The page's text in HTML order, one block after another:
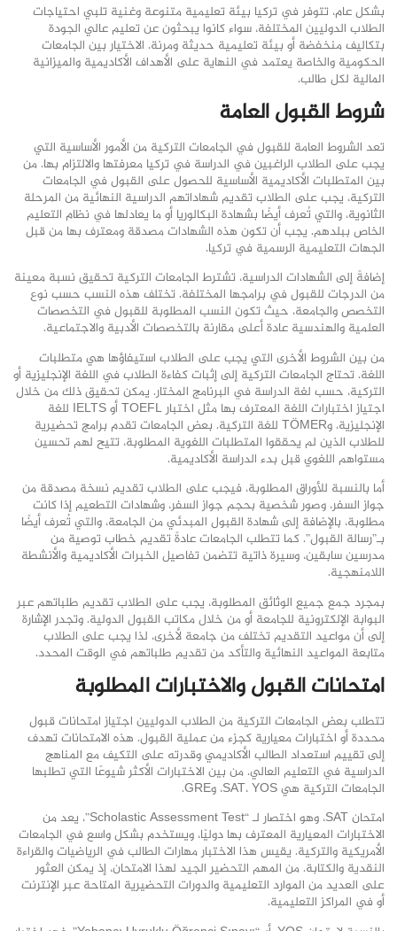
بشكل عام، تتوفر في تركيا بيئة تعليمية متنوعة وغنية تلبي احتياجات
الطلاب الدوليين المختلفة، سواء كانوا يبحثون عن تعليم عالي الجودة
بتكاليف منخفضة أو بيئة تعليمية حديثة ومرنة. الاختيار بين الجامعات
الحكومية والخاصة يعتمد في النهاية على الأهداف الأكاديمية والميزانية
المالية لكل طالب.
شروط القبول العامة
تعد الشروط العامة للقبول في الجامعات التركية من الأمور الأساسية التي
يجب على الطلاب الراغبين في الدراسة في تركيا معرفتها والالتزام بها. من
بين المتطلبات الأكاديمية الأساسية للحصول على القبول في الجامعات
التركية، يجب على الطلاب تقديم شهاداتهم الدراسية النهائية من المرحلة
الثانوية، والتي تُعرف أيضًا بشهادة البكالوريا أو ما يعادلها في نظام التعليم
الخاص ببلدهم. يجب أن تكون هذه الشهادات مصدقة ومعترف بها من قبل
الجهات التعليمية الرسمية في تركيا.
إضافةً إلى الشهادات الدراسية، تشترط الجامعات التركية تحقيق نسبة معينة
من الدرجات للقبول في برامجها المختلفة. تختلف هذه النسب حسب نوع
التخصص والجامعة، حيث تكون النسب المطلوبة للقبول في التخصصات
العلمية والهندسية عادة أعلى مقارنة بالتخصصات الأدبية والاجتماعية.
من بين الشروط الأخرى التي يجب على الطلاب استيفاؤها هي متطلبات
اللغة. تحتاج الجامعات التركية إلى إثبات كفاءة الطلاب في اللغة الإنجليزية أو
التركية، حسب لغة الدراسة في البرنامج المختار. يمكن تحقيق ذلك من خلال
اجتياز اختبارات اللغة المعترف بها مثل اختبار TOEFL أو IELTS للغة
الإنجليزية، وTÖMER للغة التركية. بعض الجامعات تقدم برامج تحضيرية
للطلاب الذين لم يحققوا المتطلبات اللغوية المطلوبة، تتيح لهم تحسين
مستواهم اللغوي قبل بدء الدراسة الأكاديمية.
أما بالنسبة للأوراق المطلوبة، فيجب على الطلاب تقديم نسخة مصدقة من
جواز السفر، وصور شخصية بحجم جواز السفر، وشهادات التطعيم إذا كانت
مطلوبة، بالإضافة إلى شهادة القبول المبدئي من الجامعة، والتي تُعرف أيضًا
بـ”رسالة القبول”. كما تتطلب الجامعات عادةً تقديم خطاب توصية من
مدرسين سابقين، وسيرة ذاتية تتضمن تفاصيل الخبرات الأكاديمية والأنشطة
اللامنهجية.
بمجرد جمع جميع الوثائق المطلوبة، يجب على الطلاب تقديم طلباتهم عبر
البوابة الإلكترونية للجامعة أو من خلال مكاتب القبول الدولية. وتجدر الإشارة
إلى أن مواعيد التقديم تختلف من جامعة لأخرى، لذا يجب على الطلاب
متابعة المواعيد النهائية والتأكد من تقديم طلباتهم في الوقت المحدد.
امتحانات القبول والاختبارات المطلوبة
تتطلب بعض الجامعات التركية من الطلاب الدوليين اجتياز امتحانات قبول
محددة أو اختبارات معيارية كجزء من عملية القبول. هذه الامتحانات تهدف
إلى تقييم استعداد الطالب الأكاديمي وقدرته على التكيف مع المناهج
الدراسية في التعليم العالي. من بين الاختبارات الأكثر شيوعًا التي تطلبها
الجامعات التركية هي SAT، YOS، وGRE.
امتحان SAT، وهو اختصار لـ “Scholastic Assessment Test”، يعد من
الاختبارات المعيارية المعترف بها دوليًا، ويستخدم بشكل واسع في الجامعات
الأمريكية والتركية. يقيس هذا الاختبار مهارات الطالب في الرياضيات والقراءة
النقدية والكتابة. من المهم التحضير الجيد لهذا الامتحان، إذ يمكن العثور
على العديد من الموارد التعليمية والدورات التحضيرية المتاحة عبر الإنترنت
أو في المراكز التعليمية.